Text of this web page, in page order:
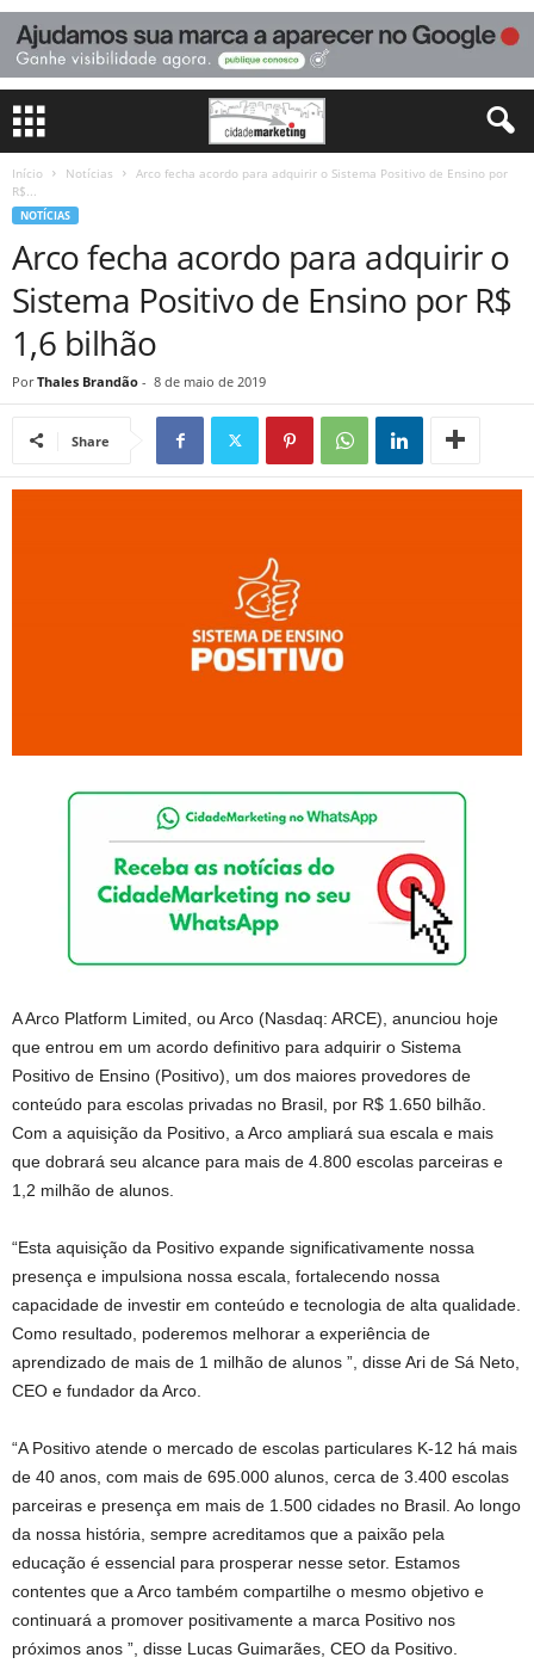
Início Notícias
Arco fecha acordo para adquirir o Sistema Positivo de Ensino por
R$...
NOTÍCIAS
Arco fecha acordo para adquirir o
Sistema Positivo de Ensino por R$
1,6 bilhão
Por Thales Brandão - 8 de maio de 2019
Share
A Arco Platform Limited, ou Arco (Nasdaq: ARCE), anunciou hoje
que entrou em um acordo definitivo para adquirir o Sistema
Positivo de Ensino (Positivo), um dos maiores provedores de
conteúdo para escolas privadas no Brasil, por R$ 1.650 bilhão.
Com a aquisição da Positivo, a Arco ampliará sua escala e mais
que dobrará seu alcance para mais de 4.800 escolas parceiras e
1,2 milhão de alunos.
“Esta aquisição da Positivo expande significativamente nossa
presença e impulsiona nossa escala, fortalecendo nossa
capacidade de investir em conteúdo e tecnologia de alta qualidade.
Como resultado, poderemos melhorar a experiência de
aprendizado de mais de 1 milhão de alunos ”, disse Ari de Sá Neto,
CEO e fundador da Arco.
“A Positivo atende o mercado de escolas particulares K-12 há mais
de 40 anos, com mais de 695.000 alunos, cerca de 3.400 escolas
parceiras e presença em mais de 1.500 cidades no Brasil. Ao longo
da nossa história, sempre acreditamos que a paixão pela
educação é essencial para prosperar nesse setor. Estamos
contentes que a Arco também compartilhe o mesmo objetivo e
continuará a promover positivamente a marca Positivo nos
próximos anos ”, disse Lucas Guimarães, CEO da Positivo.